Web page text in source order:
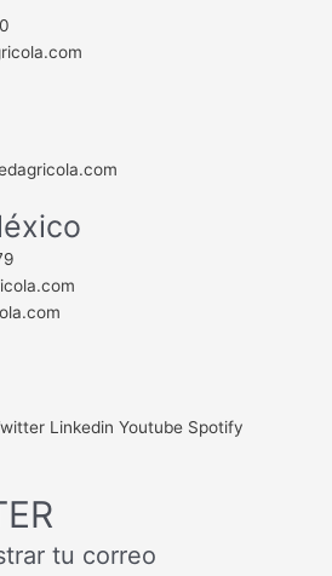
Linkedin Youtube Spotify
tu correo